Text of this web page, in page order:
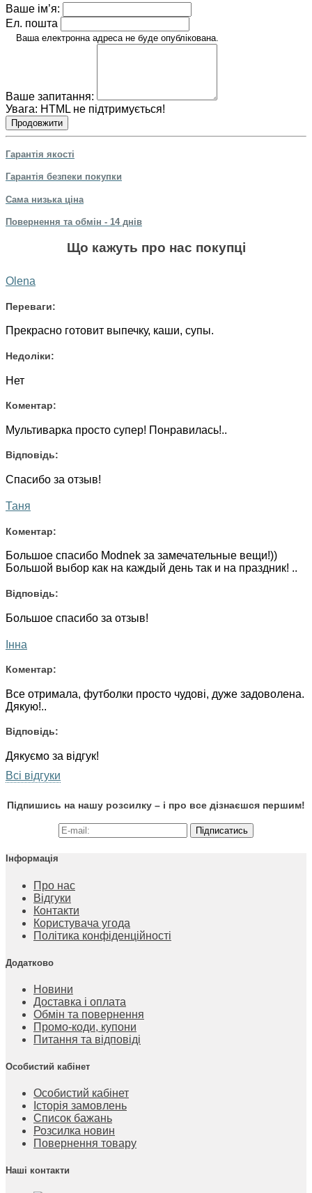
Ваше ім’я:
Ел. пошта
Ваша електронна адреса не буде опублікована.
Ваше запитання:
Увага: HTML не підтримується!
Продовжити
Гарантія якості
Гарантія безпеки покупки
Сама низька ціна
Повернення та обмін - 14 днів
Що кажуть про нас покупці
Olena
Переваги:
Прекрасно готовит выпечку, каши, супы.
Недоліки:
Нет
Коментар:
Мультиварка просто супер! Понравилась!..
Відповідь:
Спасибо за отзыв!
Таня
Коментар:
Большое спасибо Modnek за замечательные вещи!))
Большой выбор как на каждый день так и на праздник! ..
Відповідь:
Большое спасибо за отзыв!
Інна
Коментар:
Все отримала, футболки просто чудові, дуже задоволена.
Дякую!..
Відповідь:
Дякуємо за відгук!
Всі відгуки
Підпишись на нашу розсилку – і про все дізнаєшся першим!
Підписатись
Інформація
Про нас
Відгуки
Контакти
Користувача угода
Політика конфіденційності
Додатково
Новини
Доставка і оплата
Обмін та повернення
Промо-коди, купони
Питання та відповіді
Особистий кабінет
Особистий кабінет
Історія замовлень
Список бажань
Розсилка новин
Повернення товару
Наші контакти